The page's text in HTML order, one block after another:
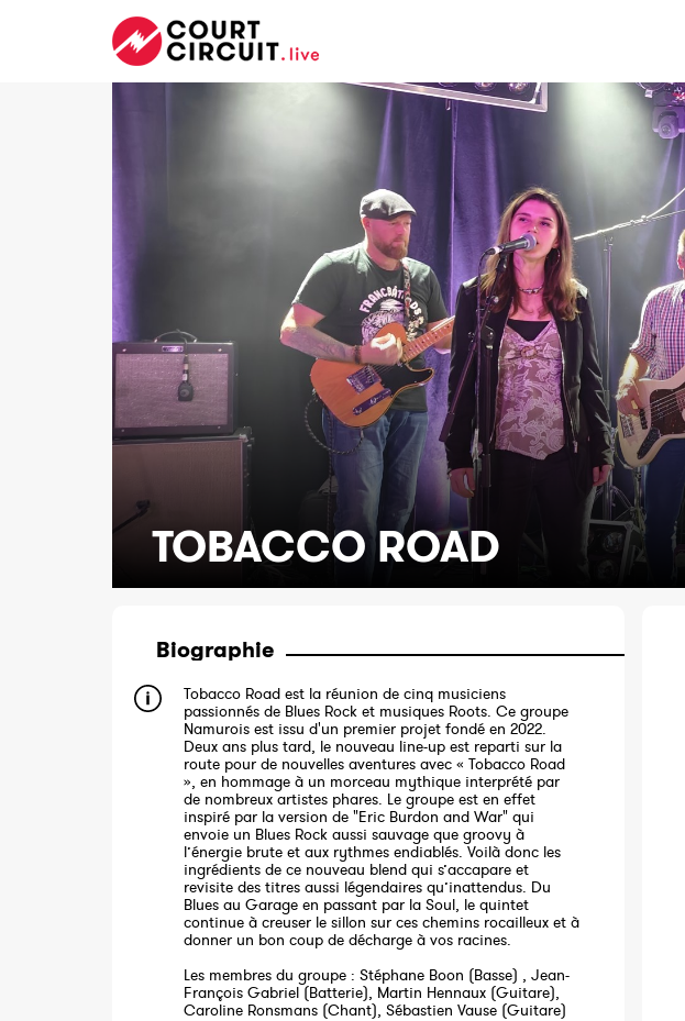
TOBACCO ROAD
Biographie
Tobacco Road est la réunion de cinq musiciens
passionnés de Blues Rock et musiques Roots. Ce groupe
Namurois est issu d'un premier projet fondé en 2022.
Deux ans plus tard, le nouveau line-up est reparti sur la
route pour de nouvelles aventures avec « Tobacco Road
», en hommage à un morceau mythique interprété par
de nombreux artistes phares. Le groupe est en effet
inspiré par la version de "Eric Burdon and War" qui
envoie un Blues Rock aussi sauvage que groovy à
l’énergie brute et aux rythmes endiablés. Voilà donc les
ingrédients de ce nouveau blend qui s’accapare et
revisite des titres aussi légendaires qu’inattendus. Du
Blues au Garage en passant par la Soul, le quintet
continue à creuser le sillon sur ces chemins rocailleux et à
donner un bon coup de décharge à vos racines.
Les membres du groupe : Stéphane Boon (Basse) , Jean-
François Gabriel (Batterie), Martin Hennaux (Guitare),
Caroline Ronsmans (Chant), Sébastien Vause (Guitare)